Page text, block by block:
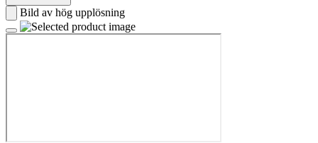
Bild av hög upplösning